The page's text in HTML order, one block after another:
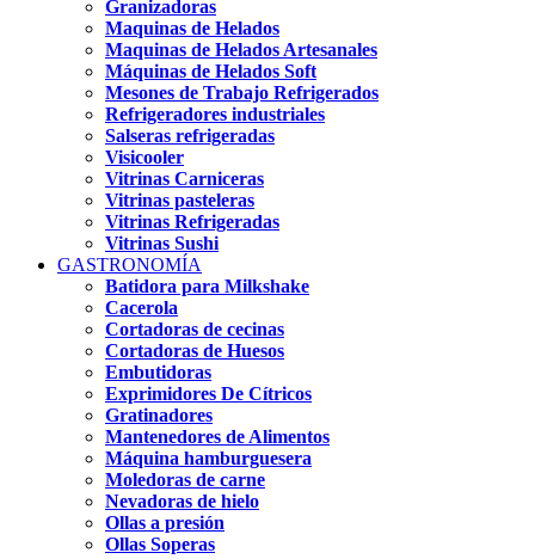
Granizadoras
Maquinas de Helados
Maquinas de Helados Artesanales
Máquinas de Helados Soft
Mesones de Trabajo Refrigerados
Refrigeradores industriales
Salseras refrigeradas
Visicooler
Vitrinas Carniceras
Vitrinas pasteleras
Vitrinas Refrigeradas
Vitrinas Sushi
GASTRONOMÍA
Batidora para Milkshake
Cacerola
Cortadoras de cecinas
Cortadoras de Huesos
Embutidoras
Exprimidores De Cítricos
Gratinadores
Mantenedores de Alimentos
Máquina hamburguesera
Moledoras de carne
Nevadoras de hielo
Ollas a presión
Ollas Soperas